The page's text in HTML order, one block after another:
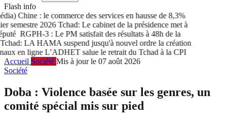
Flash info
Chine : le commerce des services en hausse de 8,3%
semestre 2026Tchad: Le cabinet de la présidence met à
RGPH-3 : Le PM satisfait des résultats à 48h de la
LA HAMA suspend jusqu'à nouvel ordre la création
en ligneL’ADHET salue le retrait du Tchad à la CPI
Accueil Société Mis à jour le 07 août 2026
Société
Doba : Violence basée sur les genres, un
comité spécial mis sur pied